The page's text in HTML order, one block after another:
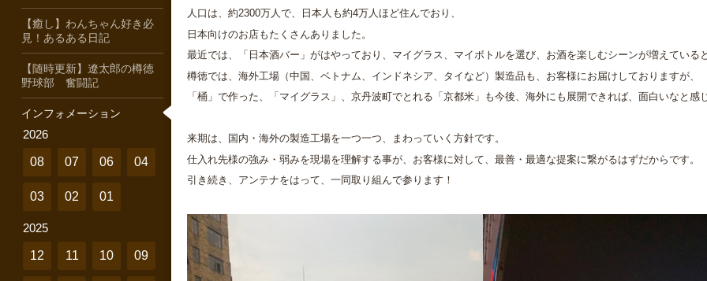
人口は、約2300万人で、日本人も約4万人ほど住んでおり、
日本向けのお店もたくさんありました。
最近では、「日本酒バー」がはやっており、マイグラス、マイボトルを選び、お酒を楽しむシーンが増えている
樽徳では、海外工場（中国、ベトナム、インドネシア、タイなど）製造品も、お客様にお届けしておりますが、
「桶」で作った、「マイグラス」、京丹波町でとれる「京都米」も今後、海外にも展開できれば、面白いなと感
来期は、国内・海外の製造工場を一つ一つ、まわっていく方針です。
仕入れ先様の強み・弱みを現場を理解する事が、お客様に対して、最善・最適な提案に繋がるはずだからです。
引き続き、アンテナをはって、一同取り組んで参ります！
【癒し】わんちゃん好き必
見！あるある日記
【随時更新】遼太郎の樽徳
野球部 奮闘記
インフォメーション
2026
08 07 06 04
03 02 01
2025
12 11 10 09